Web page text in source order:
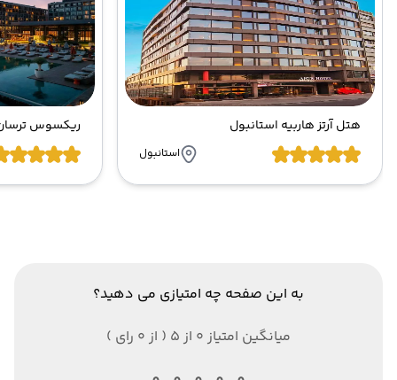
هتل آرتز هاربیه استانبول
استانبول
ریکسوس
به این صفحه چه امتیازی می دهید؟
میانگین امتیاز 0 از 5 ( از 0 رای )